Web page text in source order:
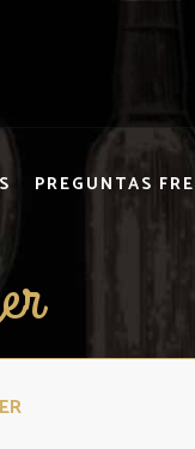
PREGUNTAS